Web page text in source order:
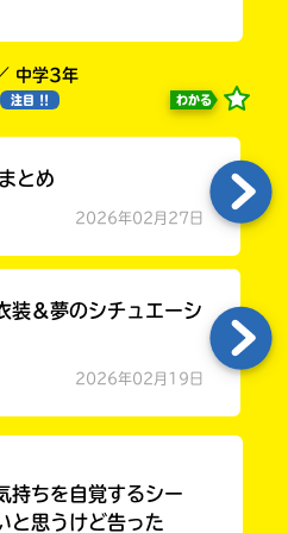
中学3年
注目 !! わかる
とめ
2026年02月27日
装＆夢のシチュエーシ
2026年02月19日
持ちを自覚するシー
と思うけど告った